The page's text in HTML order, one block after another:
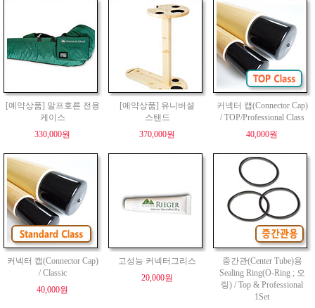
[예약상품] 알프호른 전용
케이스
330,000원
[예약상품] 유니버셜
스탠드
370,000원
커넥터 캡(Connector Cap)
/ TOP/Professional Class
40,000원
커넥터 캡(Connector Cap)
/ Classic
40,000원
고성능 커넥터그리스
20,000원
중간관(Center Tube)용
Sealing Ring(O-Ring ; 오
링) / Top & Professional
1Set